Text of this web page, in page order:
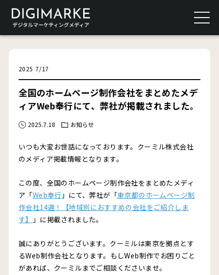
2025 7 / 17
全国のホームページ制作会社をまとめたメデ
ィアWeb奉行にて、弊社が掲載されました。
2025.7.18 お知らせ
いつも大変お世話になっております。クーミル株式会社
のメディア掲載情報となります。
この度、全国のホームページ制作会社をまとめたメディ
ア「Web奉行 」にて、弊社が「東京都のホームページ制
作会社14選！【地域別におすすめの会社をご紹介しま
す】
」に掲載されました。
誠にありがとうございます。クーミルは東京を拠点とす
るWeb制作会社となります。もしWeb制作でお困りごと
があれば、クーミルまでご相談くださいませ。